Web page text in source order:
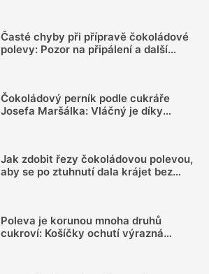
Časté chyby při přípravě čokoládové
polevy: Pozor na připálení a další
Čokoládový perník podle cukráře
Josefa Maršálka: Vláčný je díky
Jak zdobit řezy čokoládovou polevou,
aby se po ztuhnutí dala krájet bez
Poleva je korunou mnoha druhů
cukroví: Košíčky ochutí výrazná